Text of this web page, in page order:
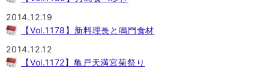
2014.12.19
【Vol.1178】新料理長と鳴門食材
2014.12.12
【Vol.1172】亀戸天満宮菊祭り